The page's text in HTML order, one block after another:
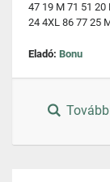
47 19 M 71 51 20
24 4XL 86 77 25
Eladó: Bonu